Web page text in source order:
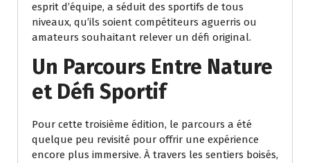
esprit d’équipe, a séduit des sportifs de tous
niveaux, qu’ils soient compétiteurs aguerris ou
amateurs souhaitant relever un défi original.
Un Parcours Entre Nature
et Défi Sportif
Pour cette troisième édition, le parcours a été
quelque peu revisité pour offrir une expérience
encore plus immersive. À travers les sentiers boisés,